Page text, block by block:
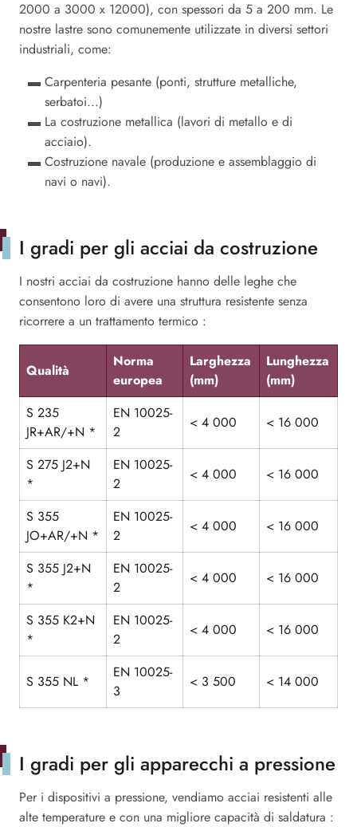
2000 a 3000 x 12000), con spessori da 5 a 200 mm. Le
nostre lastre sono comunemente utilizzate in diversi settori
industriali, come:
Carpenteria pesante (ponti, strutture metalliche,
serbatoi...)
La costruzione metallica (lavori di metallo e di
acciaio).
Costruzione navale (produzione e assemblaggio di
navi o navi).
I gradi per gli acciai da costruzione
I nostri acciai da costruzione hanno delle leghe che
consentono loro di avere una struttura resistente senza
ricorrere a un trattamento termico :
Qualità
Norma
europea
Larghezza
(mm)
Lunghezza
(mm)
S 235
JR+AR/+N *
EN 10025-
2
< 4 000 < 16 000
S 275 J2+N
*
EN 10025-
2
< 4 000 < 16 000
S 355
JO+AR/+N *
EN 10025-
2
< 4 000 < 16 000
S 355 J2+N
*
EN 10025-
2
< 4 000 < 16 000
S 355 K2+N
*
EN 10025-
2
< 4 000 < 16 000
S 355 NL *
EN 10025-
3
< 3 500 < 14 000
I gradi per gli apparecchi a pressione
Per i dispositivi a pressione, vendiamo acciai resistenti alle
alte temperature e con una migliore capacità di saldatura :